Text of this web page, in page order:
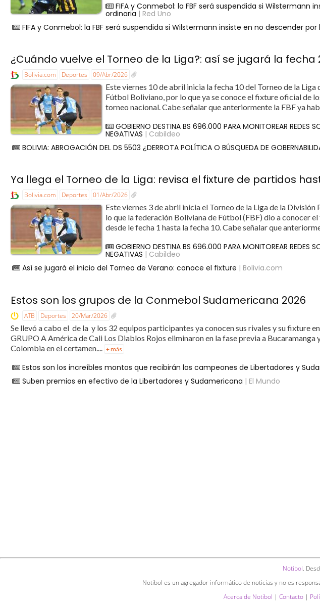
FIFA y Conmebol: la FBF será suspendida si Wilstermann
ordinaria | Red Uno
FIFA y Conmebol: la FBF será suspendida si Wilstermann insiste en no descender
¿Cuándo vuelve el Torneo de la Liga?: así se jugará la fecha
Bolivia.com Deportes 09/Abr/2026
Este viernes 10 de abril inicia la fecha 10 del Torneo de la
Fútbol Boliviano, por lo que ya se conoce el fixture oficial de
torneo nacional. Cabe señalar que anteriormente la FBF ya
GOBIERNO DESTINA BS 696.000 PARA MONITOREAR REDES
NEGATIVAS | Cabildeo
BOLIVIA: ABROGACIÓN DEL DS 5503 ¿DERROTA POLÍTICA O BÚSQUEDA DE
Ya llega el Torneo de la Liga: revisa el fixture de partidos
Bolivia.com Deportes 01/Abr/2026
Este viernes 3 de abril inicia el Torneo de la Liga de la
lo que la federación Boliviana de Fútbol (FBF) dio a conocer
desde le fecha 1 hasta la fecha 10. Cabe señalar que
GOBIERNO DESTINA BS 696.000 PARA MONITOREAR REDES
NEGATIVAS | Cabildeo
Así se jugará el inicio del Torneo de Verano: conoce el fixture | Bolivia.com
Estos son los grupos de la Conmebol Sudamericana 2026
ATB Deportes 20/Mar/2026
Se llevó a cabo el de la y los 32 equipos participantes ya conocen sus rivales y su fixture
GRUPO A América de Cali Los Diablos Rojos eliminaron en la fase previa a Bucaramanga
Colombia en el certamen....
+ más
Estos son los increíbles montos que recibirán los campeones de Libertadores y
Suben premios en efectivo de la Libertadores y Sudamericana | El Mundo
Notibol.
Notibol es un agregador informático de noticias y no es
Acerca de Notibol | Contacto|